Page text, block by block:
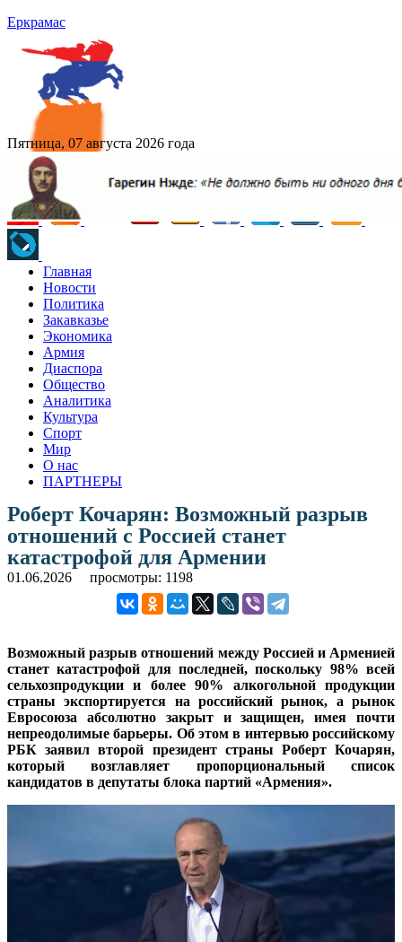
Еркрамас
Пятница, 07 августа 2026 года
Главная
Новости
Политика
Закавказье
Экономика
Армия
Диаспора
Общество
Аналитика
Культура
Спорт
Мир
О нас
ПАРТНЕРЫ
Роберт Кочарян: Возможный разрыв
отношений с Россией станет
катастрофой для Армении
01.06.2026 просмотры: 1198
Возможный разрыв отношений между Россией и Арменией
станет катастрофой для последней, поскольку 98% всей
сельхозпродукции и более 90% алкогольной продукции
страны экспортируется на российский рынок, а рынок
Евросоюза абсолютно закрыт и защищен, имея почти
непреодолимые барьеры. Об этом в интервью российскому
РБК заявил второй президент страны Роберт Кочарян,
который возглавляет пропорциональный список
кандидатов в депутаты блока партий «Армения».